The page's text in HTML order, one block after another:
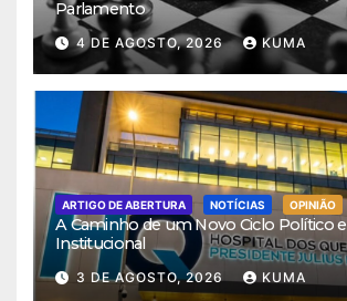
Parlamento
4 DE AGOSTO, 2026 KUMA
ARTIGO DE ABERTURA NOTÍCIAS OPINIÃO
A Caminho de um Novo Ciclo Político e
Institucional
3 DE AGOSTO, 2026 KUMA